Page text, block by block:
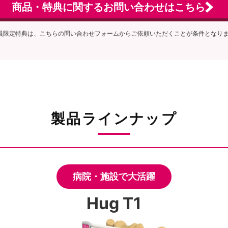
商品・特典に関するお問い合わせはこちら
限定特典は、こちらの問い合わせフォームからご依頼いただくことが条件となり
製品ラインナップ
病院・施設で大活躍
Hug T1